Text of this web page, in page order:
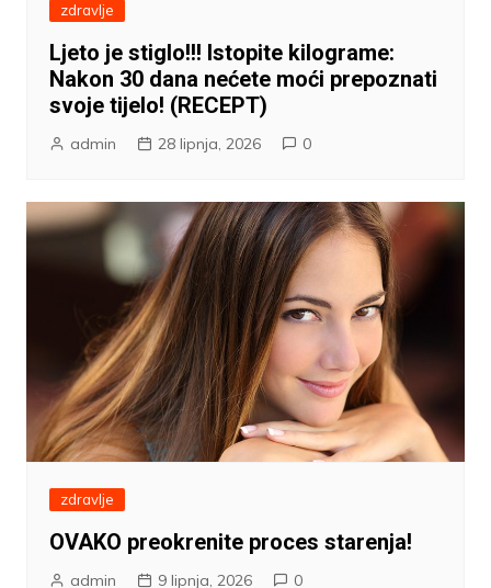
zdravlje
Ljeto je stiglo!!! Istopite kilograme:
Nakon 30 dana nećete moći prepoznati
svoje tijelo! (RECEPT)
admin 28 lipnja, 2026 0
zdravlje
OVAKO preokrenite proces starenja!
admin 9 lipnja, 2026 0